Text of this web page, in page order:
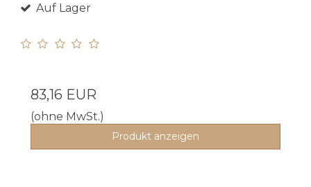
Auf Lager
83,16 EUR
(ohne MwSt.)
Produkt anzeigen